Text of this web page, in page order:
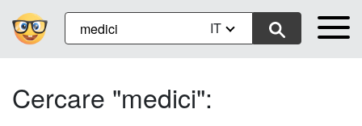
IT
Cercare "medici":